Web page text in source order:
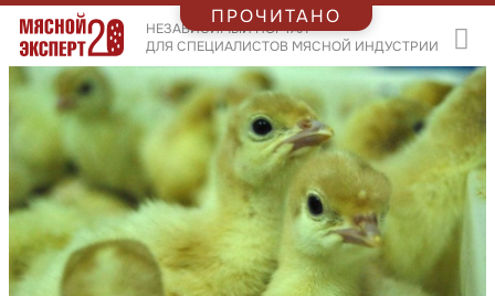
НЕЗАВИСИМЫЙ ПОРТАЛ
ДЛЯ СПЕЦИАЛИСТОВ МЯСНОЙ ИНДУСТРИИ
ПРОЧИТАНО